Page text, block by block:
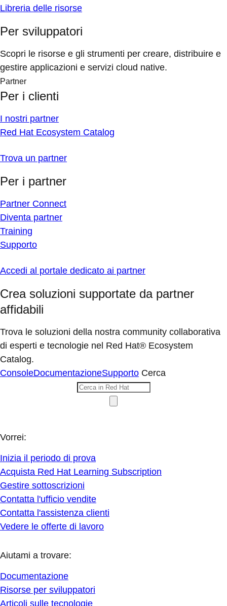
Libreria delle risorse
Per sviluppatori
Scopri le risorse e gli strumenti per creare, distribuire e
gestire applicazioni e servizi cloud native.
Partner
Per i clienti
I nostri partner
Red Hat Ecosystem Catalog
Trova un partner
Per i partner
Partner Connect
Diventa partner
Training
Supporto
Accedi al portale dedicato ai partner
Crea soluzioni supportate da partner
affidabili
Trova le soluzioni della nostra community collaborativa
di esperti e tecnologie nel Red Hat® Ecosystem
Catalog.
ConsoleDocumentazioneSupporto Cerca
Vorrei:
Inizia il periodo di prova
Acquista Red Hat Learning Subscription
Gestire sottoscrizioni
Contatta l'ufficio vendite
Contatta l'assistenza clienti
Vedere le offerte di lavoro
Aiutami a trovare:
Documentazione
Risorse per sviluppatori
Articoli sulle tecnologie